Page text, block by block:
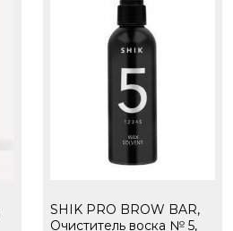
SHIK PRO BROW BAR,
Очиститель воска № 5,